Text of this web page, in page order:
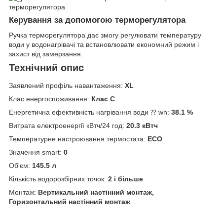
Керування за допомогою терморегулятора
Ручка терморегулятора дає змогу регулювати температуру
води у водонагрівачі та встановлювати економний режим і
захист від замерзання.
Технічний опис
Заявлений профіль навантаження: XL
Клас енергоспоживання: Клас С
Енергетична ефективність нагрівання води ⁇ wh: 38.1 %
Витрата електроенергії кВтч/24 год: 20.3 кВтч
Температурне настроювання термостата: ЕСО
Значення smart: 0
Об'єм: 145.5 л
Кількість водорозбірних точок: 2 і більше
Монтаж: Вертикальний настінний монтаж,
Горизонтальний настінний монтаж